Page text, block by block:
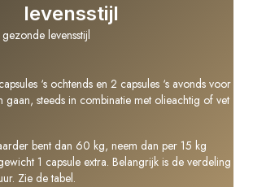
levensstijl
levensstijl
‘s ochtends en 2 capsules ‘s avonds voor
gaan, steeds in combinatie met olieachtig of vet
bent dan 60 kg, neem dan per 15 kg
1 capsule extra. Belangrijk is de verdeling
Zie de tabel.